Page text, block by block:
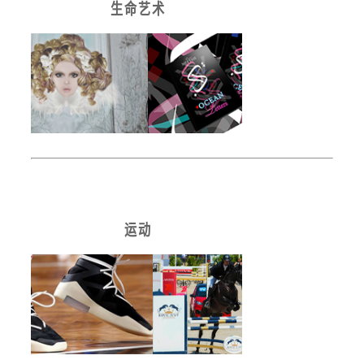
生 命 艺 术
运 动